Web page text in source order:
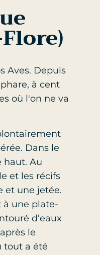
Aves. Depuis
à cent
où l'on ne va
Dans le
haut. Au
et les récifs
et une jetée.
à une plate-
d’eaux
le
tout a été